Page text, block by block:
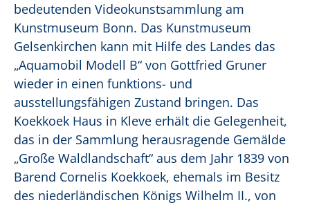
bedeutenden Videokunstsammlung am
Kunstmuseum Bonn. Das Kunstmuseum
Gelsenkirchen kann mit Hilfe des Landes das
„Aquamobil Modell B“ von Gottfried Gruner
wieder in einen funktions- und
ausstellungsfähigen Zustand bringen. Das
Koekkoek Haus in Kleve erhält die Gelegenheit,
das in der Sammlung herausragende Gemälde
„Große Waldlandschaft“ aus dem Jahr 1839 von
Barend Cornelis Koekkoek, ehemals im Besitz
des niederländischen Königs Wilhelm II., von